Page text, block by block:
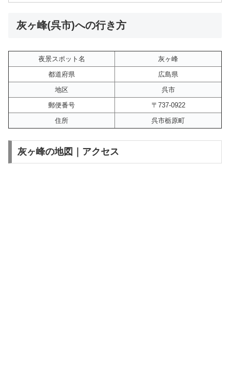
灰ヶ峰(呉市)への行き方
夜景スポット名
灰ヶ峰
都道府県
広島県
地区
呉市
郵便番号
〒737-0922
住所
呉市栃原町
灰ヶ峰の地図｜アクセス